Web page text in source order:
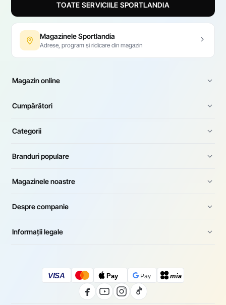
TOATE SERVICIILE SPORTLANDIA
Magazinele Sportlandia
Adrese, program și ridicare din magazin
Magazin online
Cumpărători
Categorii
Branduri populare
Magazinele noastre
Despre companie
Informații legale
VISA Pay Pay mia